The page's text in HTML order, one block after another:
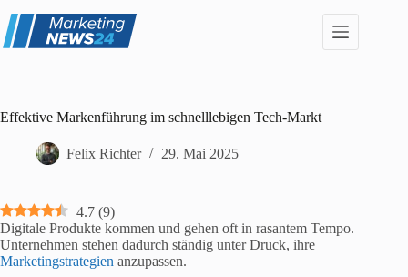
Inhalt
springen
Effektive Markenführung im schnelllebigen Tech-Markt
Felix Richter 29. Mai 2025
4.7 (9)
Digitale Produkte kommen und gehen oft in rasantem Tempo.
Unternehmen stehen dadurch ständig unter Druck, ihre
Marketingstrategien anzupassen.